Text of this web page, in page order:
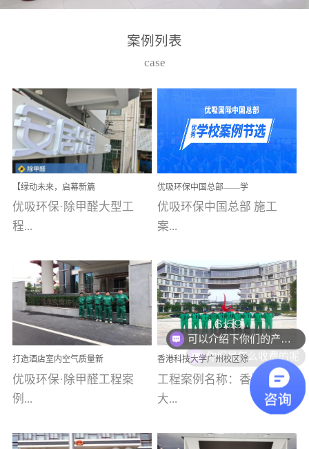
高技能的团队。汇聚了众
取得了多项产品技术专利
和多项国家版权局著作
权，获得高新技术企业称
号。生产优势自主生产自
给自足，优吸公司于2015
在广州番禺区成功建立产
品线生产基地，工厂拥有
自动化生产设备和成熟的
选择源头源材料、严控产
品质量，我们每一批的生
产产品都经过严格的质检
程序；生产车间为优吸总
部和全国分支机构生产光
触媒、净醛王、祛味剂等
优吸系列产品，保质保量
完成生产任务，确保全国
求。资质优势团队优势分
案例列表
case
【绿动未来，启幕新篇
章】优吸环保中标深圳安
居乐寓，超大型工装室内
空气治理项目顺利启航，
优吸环保·除甲醛大型工
程...
案例【深圳安居乐寓】室
内空气治理项目深圳安居
乐寓 深圳市安居乐寓
为深圳安居集团旗下城...
优吸环保中国总部——学
校施工案例(节选)
优吸环保中国总部 施工
案...
例(学校工装节选)广州南沙
小学(珠江湾校区)项目地
址：广州市南沙区海滨路
南沙珠江湾江门市蓬江区
禾...
打造酒店室内空气质量新
标杆——优吸环保·标杆之
作：东莞美豪雅致酒店室
内空气治理工程纪实
优吸环保·除甲醛工程案
例...
香港科技大学广州校区除
甲醛项目圆满完成
工程案例名称：香港科技
大...
可以介绍下你们的产品么
你们是怎么收费的呢